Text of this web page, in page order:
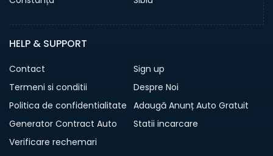
HELP & SUPPORT
Contact
Sign up
Termeni si conditii
Despre Noi
Politica de confidentialitate Adaugă Anunț Auto Gratuit
Generator Contract Auto
Statii incarcare
Verificare rechemari